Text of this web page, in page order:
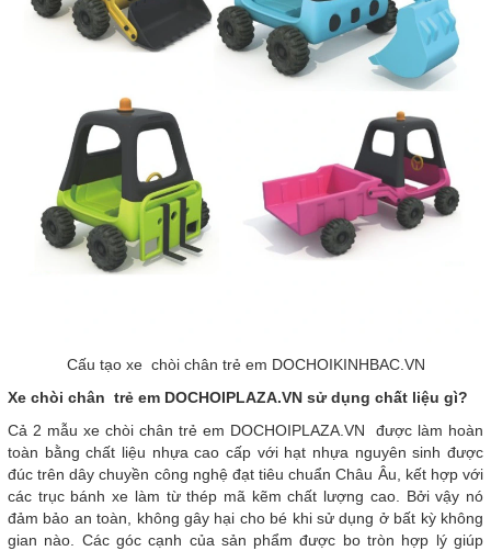
Cấu tạo xe chòi chân trẻ em DOCHOIKINHBAC.VN
Xe chòi chân trẻ em DOCHOIPLAZA.VN sử dụng chất liệu gì?
Cả 2 mẫu xe chòi chân trẻ em DOCHOIPLAZA.VN được làm hoàn
toàn bằng chất liệu nhựa cao cấp với hạt nhựa nguyên sinh được
đúc trên dây chuyền công nghệ đạt tiêu chuẩn Châu Âu, kết hợp với
các trục bánh xe làm từ thép mã kẽm chất lượng cao. Bởi vậy nó
đảm bảo an toàn, không gây hại cho bé khi sử dụng ở bất kỳ không
gian nào. Các góc cạnh của sản phẩm được bo tròn hợp lý giúp